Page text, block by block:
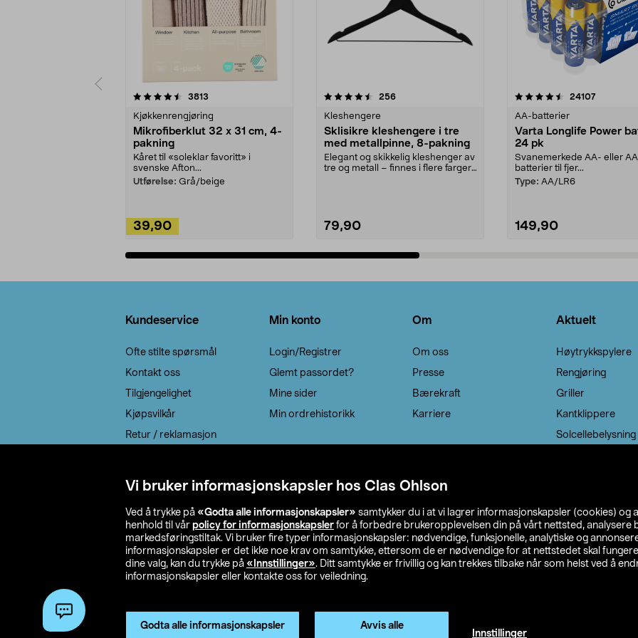
Vi bruker informasjonskapsler hos Clas Ohlson
Ved å trykke på «Godta alle informasjonskapsler» samtykker du i at vi lagrer informasjonskapsler (cookies) og
henhold til vår policy for informasjonskapsler for å forbedre brukeropplevelsen din på vårt nettsted, analysere
markedsføringstiltak. Vi bruker fire typer informasjonskapsler: nødvendige, funksjonelle, analytiske og
informasjonskapsler er det ikke noe krav om samtykke, ettersom de er nødvendige for at nettstedet skal
dine valg, kan du trykke på «Innstillinger». Ditt samtykke er frivillig og kan trekkes tilbake når som helst ved å
informasjonskapsler eller kontakte oss for veiledning.
Godta alle informasjonskapsler Avvis alle
Innstillinger
3813
Kjøkkenrengjøring
Mikrofiberklut 32 x 31 cm, 4-
pakning
Kåret til «soleklar favoritt» i
svenske Afton...
Utførelse: Grå/beige
39,90
4.5av 5 stjerner 256anmeldelser
Kleshengere
Sklisikre kleshengere i tre
med metallpinne, 8-pakning
Elegant og skikkelig kleshenger av
tre og metall – finnes i flere farger.
79,90
4.5av 5 stjerner 24107
AA-batterier
Varta Longlife Power
24 pk
Svanemerkede AA- eller
batterier til fjer...
Type: AA/LR6
149,90
4.5av 5 stjerner
Kundeservice
Ofte stilte spørsmål
Kontakt oss
Tilgjengelighet
Kjøpsvilkår
Retur / reklamasjon
Min konto
Login/Registrer
Glemt passordet?
Mine sider
Min ordrehistorikk
Om
Om oss
Presse
Bærekraft
Karriere
Aktuelt
Høytrykkspylere
Rengjøring
Griller
Kantklippere
Solcellebelysning